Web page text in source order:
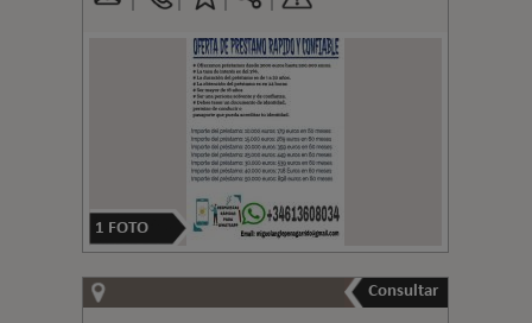
1 FOTO
Consultar